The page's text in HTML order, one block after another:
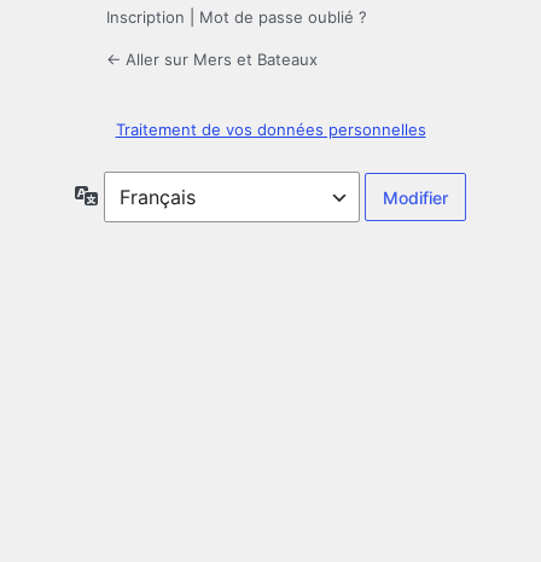
Inscription Mot de passe oublié ?
← Aller sur Mers et Bateaux
Traitement de vos données personnelles
Langue